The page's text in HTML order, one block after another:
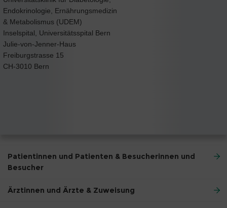
Endokrinologie, Ernährungsmedizin
& Metabolismus (UDEM)
Inselspital, Universitätsspital Bern
Julie-von-Jenner-Haus
Freiburgstrasse 15
CH-3010 Bern
Patientinnen und Patienten & Besucherinnen und
Besucher
Ärztinnen und Ärzte & Zuweisung